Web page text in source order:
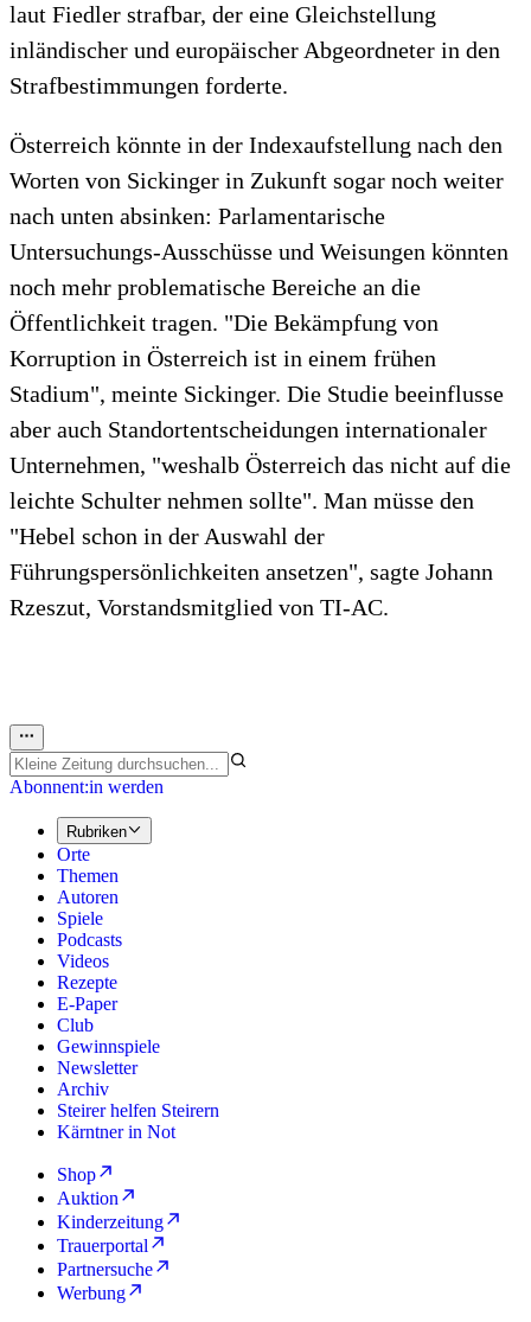
laut Fiedler strafbar, der eine Gleichstellung
inländischer und europäischer Abgeordneter in den
Strafbestimmungen forderte.
Österreich könnte in der Indexaufstellung nach den
Worten von Sickinger in Zukunft sogar noch weiter
nach unten absinken: Parlamentarische
Untersuchungs-Ausschüsse und Weisungen könnten
noch mehr problematische Bereiche an die
Öffentlichkeit tragen. "Die Bekämpfung von
Korruption in Österreich ist in einem frühen
Stadium", meinte Sickinger. Die Studie beeinflusse
aber auch Standortentscheidungen internationaler
Unternehmen, "weshalb Österreich das nicht auf die
leichte Schulter nehmen sollte". Man müsse den
"Hebel schon in der Auswahl der
Führungspersönlichkeiten ansetzen", sagte Johann
Rzeszut, Vorstandsmitglied von TI-AC.
Abonnent:in werden
Rubriken
Orte
Themen
Autoren
Spiele
Podcasts
Videos
Rezepte
E-Paper
Club
Gewinnspiele
Newsletter
Archiv
Steirer helfen Steirern
Kärntner in Not
Shop
Auktion
Kinderzeitung
Trauerportal
Partnersuche
Werbung